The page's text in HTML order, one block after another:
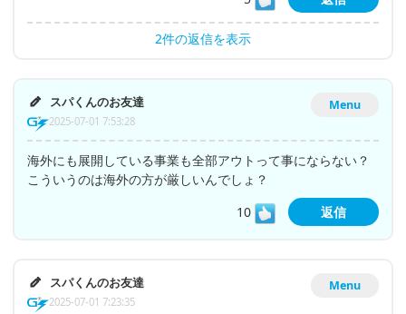
2件の返信を表示
Menu
スパくんのお友達
2025-07-01 7:53:28
海外にも展開している事業も全部アウトって事にならない？
こういうのは海外の方が厳しいんでしょ？
10
返信
Menu
スパくんのお友達
2025-07-01 7:23:35